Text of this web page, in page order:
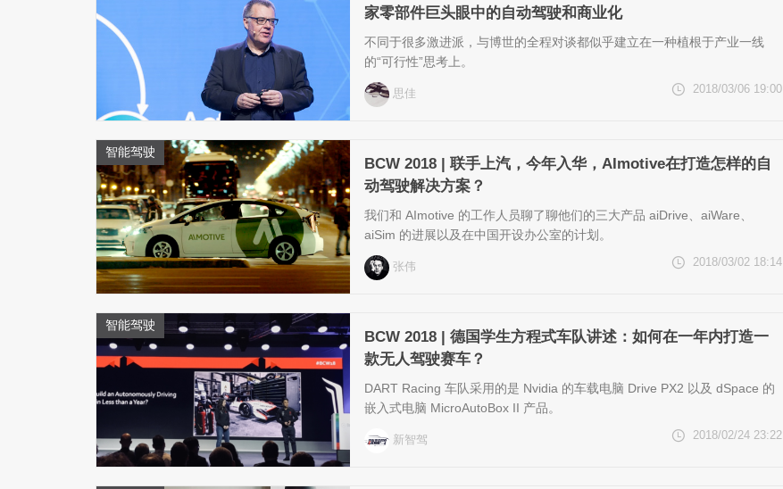
家零部件巨头眼中的自动驾驶和商业化
不同于很多激进派，与博世的全程对谈都似乎建立在一种植根于产业一线
的“可行性”思考上。
思佳 2018/03/06 19:00
智能驾驶
BCW 2018 | 联手上汽，今年入华，AImotive在打造怎样的自
动驾驶解决方案？
我们和 AImotive 的工作人员聊了聊他们的三大产品 aiDrive、aiWare、
aiSim 的进展以及在中国开设办公室的计划。
张伟 2018/03/02 18:14
智能驾驶
BCW 2018 | 德国学生方程式车队讲述：如何在一年内打造一
款无人驾驶赛车？
DART Racing 车队采用的是 Nvidia 的车载电脑 Drive PX2 以及 dSpace 的
嵌入式电脑 MicroAutoBox II 产品。
新智驾 2018/02/24 23:22